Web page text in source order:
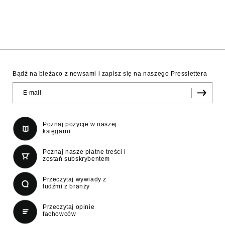
Bądź na bieżaco z newsami i zapisz się na naszego Presslettera
Poznaj pozycje w naszej
księgarni
Poznaj nasze płatne treści i
zostań subskrybentem
Przeczytaj wywiady z
ludźmi z branży
Przeczytaj opinie
fachowców